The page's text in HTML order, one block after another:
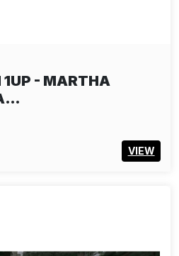
1UP - MARTHA
VIEW